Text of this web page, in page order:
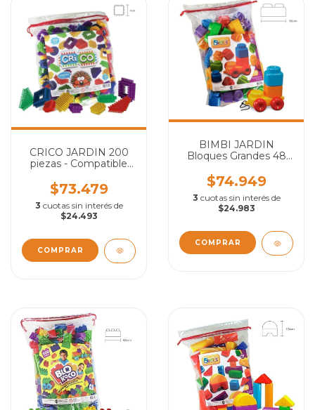
CRICO JARDIN 200
piezas - Compatible
$73.479
3 cuotas sin interés de
$24.493
BIMBI JARDIN
Bloques Grandes 48
$74.949
3 cuotas sin interés de
$24.983